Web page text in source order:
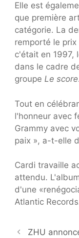
Elle est
que première
catégorie. La
remporté le
c'était en 1997,
dans le cadre
groupe Le score
Tout en
l'honneur avec
Grammy avec
paix », a-t-elle
Cardi travaille
attendu.
d'une
Atlantic
ZHU